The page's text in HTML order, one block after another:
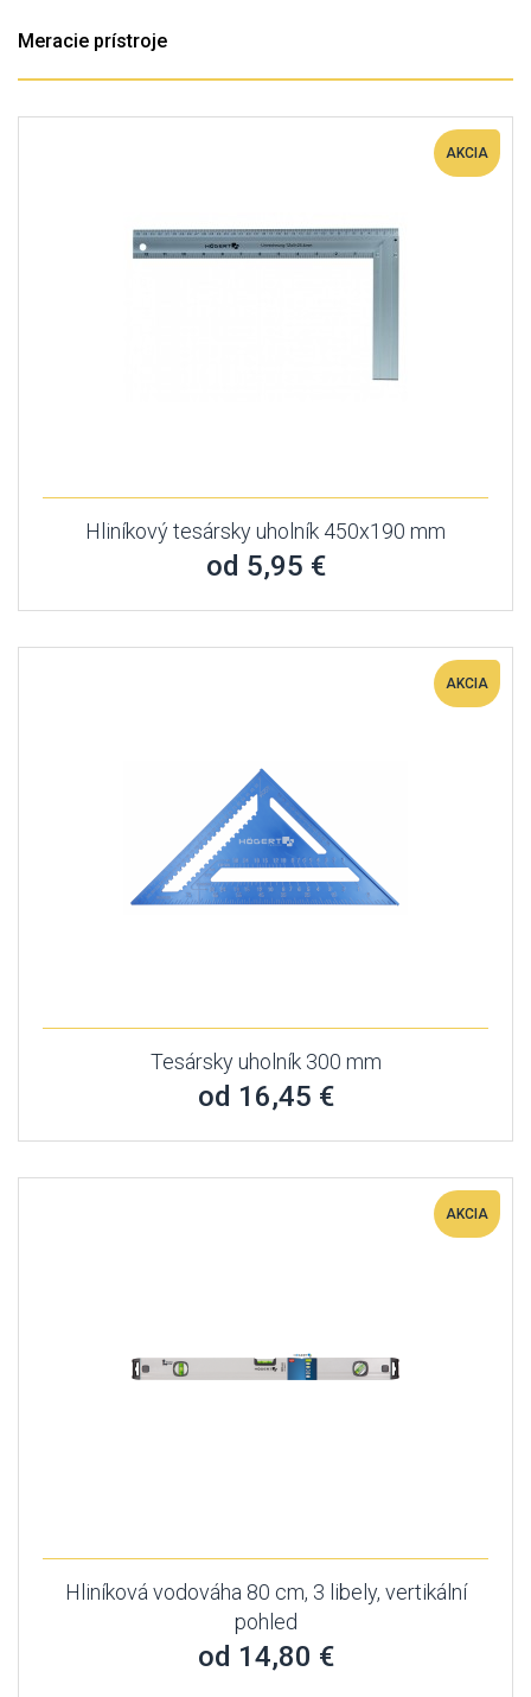
Meracie prístroje
AKCIA
Hliníkový tesársky uholník 450x190 mm
od 5,95 €
AKCIA
Tesársky uholník 300 mm
od 16,45 €
AKCIA
Hliníková vodováha 80 cm, 3 libely, vertikální
pohled
od 14,80 €